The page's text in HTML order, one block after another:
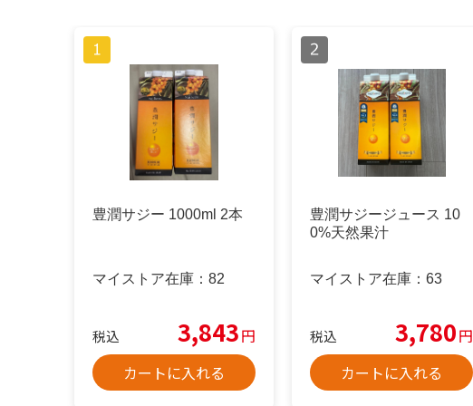
豊潤サジー 1000ml 2本
マイストア在庫： 82
税込 3,843円
カートに入れる
豊潤サジージュース 10
0%天然果汁
マイストア在庫： 63
税込 3,780円
カートに入れる